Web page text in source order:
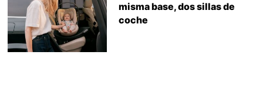
misma base, dos sillas de
coche